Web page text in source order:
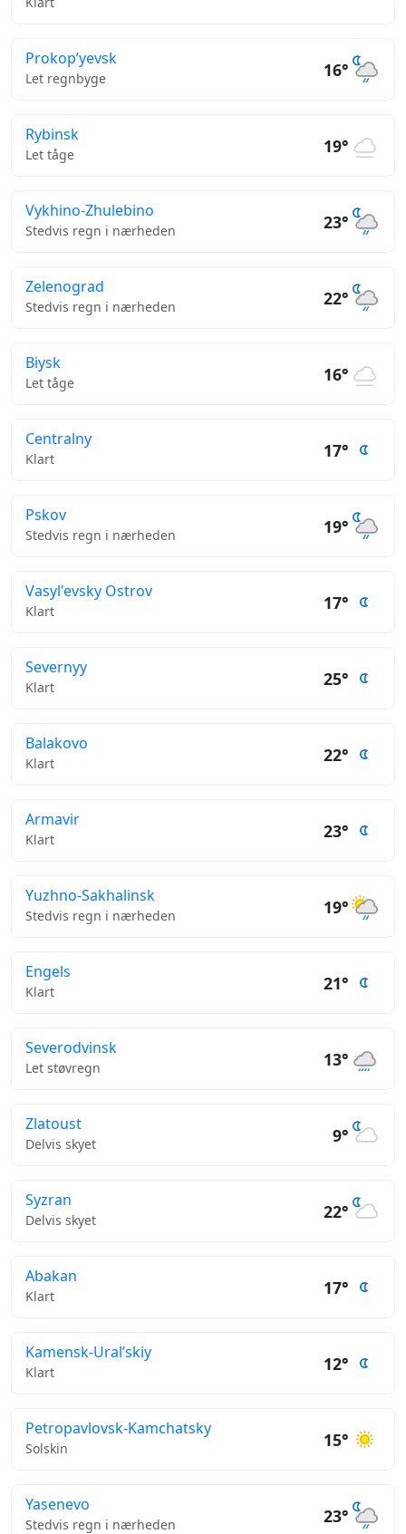
Prokop’yevsk
Let regnbyge 16°
Rybinsk
Let tåge 19°
Vykhino-Zhulebino
Stedvis regn i nærheden 23°
Zelenograd
Stedvis regn i nærheden 22°
Biysk
Let tåge 16°
Centralny
Klart 17°
Pskov
Stedvis regn i nærheden 19°
Vasyl'evsky Ostrov
Klart 17°
Severnyy
Klart 25°
Balakovo
Klart 22°
Armavir
Klart 23°
Yuzhno-Sakhalinsk
Stedvis regn i nærheden 19°
Engels
Klart 21°
Severodvinsk
Let støvregn 13°
Zlatoust
Delvis skyet 9°
Syzran
Delvis skyet 22°
Abakan
Klart 17°
Kamensk-Ural’skiy
Klart 12°
Petropavlovsk-Kamchatsky
Solskin 15°
Yasenevo
Stedvis regn i nærheden 23°